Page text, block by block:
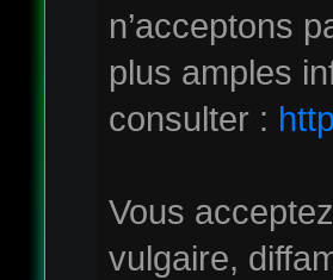
n’acceptons
plus amples
consulter :
Vous
vulgaire,